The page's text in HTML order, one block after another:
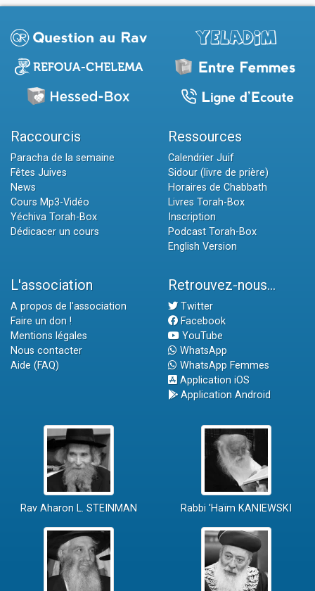
Raccourcis
Paracha de la semaine
Fêtes Juives
News
Cours Mp3-Vidéo
Yéchiva Torah-Box
Dédicacer un cours
Ressources
Calendrier Juif
Sidour (livre de prière)
Horaires de Chabbath
Livres Torah-Box
Inscription
Podcast Torah-Box
English Version
L'association
A propos de l'association
Faire un don !
Mentions légales
Nous contacter
Aide (FAQ)
Retrouvez-nous...
Twitter
Facebook
YouTube
WhatsApp
WhatsApp Femmes
Application iOS
Application Android
Rav Aharon L. STEINMAN Rabbi 'Haïm KANIEWSKI